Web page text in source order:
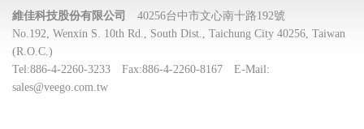
維佳科技股份有限公司
40256台中市文心南十路192號
No.192, Wenxin S. 10th Rd., South Dist., Taichung City 40256, Taiwan
(R.O.C.)
Tel:886-4-2260-3233 Fax:886-4-2260-8167 E-Mail:
sales@veego.com.tw